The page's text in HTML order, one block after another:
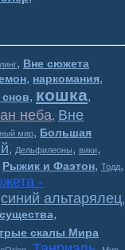
, Вне сюжета
, наркомания,
, кошка,
неба, Вне
мир, Большая
, Дельфилеоны, вики,
Рыжик и Фаэтон, Тодд,
-
синий альтарялец,
,
скалы Мира